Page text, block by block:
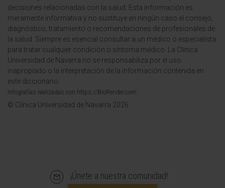
decisiones relacionadas con la salud. Esta información es
meramente informativa y no sustituye en ningún caso el consejo,
diagnóstico, tratamiento o recomendaciones de profesionales de
la salud. Siempre es esencial consultar a un médico o especialista
para tratar cualquier condición o síntoma médico. La Clínica
Universidad de Navarra no se responsabiliza por el uso
inapropiado o la interpretación de la información contenida en
este diccionario.
Infografías realizadas con https://BioRender.com
© Clínica Universidad de Navarra 2026
¡Únete a nuestra comunidad!